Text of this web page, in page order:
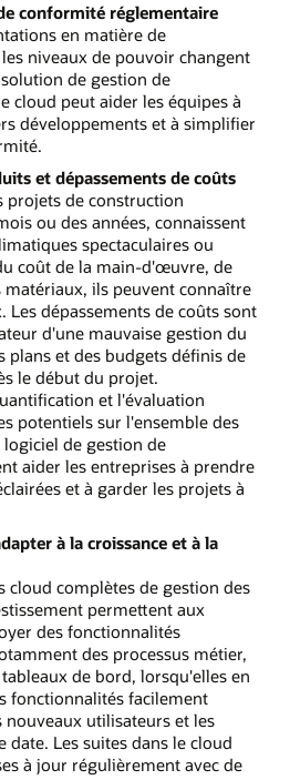
conformité réglementaire
en matière de
niveaux de pouvoir changent
de gestion de
cloud peut aider les équipes à
développements et à simplifier
et dépassements de coûts
projets de construction
ou des années, connaissent
spectaculaires ou
coût de la main-d'œuvre, de
ils peuvent connaître
Les dépassements de coûts sont
d'une mauvaise gestion du
plans et des budgets définis de
le début du projet.
et l'évaluation
potentiels sur l'ensemble des
de gestion de
aider les entreprises à prendre
et à garder les projets à
à la croissance et à la
cloud complètes de gestion des
permettent aux
des fonctionnalités
des processus métier,
de bord, lorsqu'elles en
fonctionnalités facilement
nouveaux utilisateurs et les
date. Les suites dans le cloud
à jour régulièrement avec de